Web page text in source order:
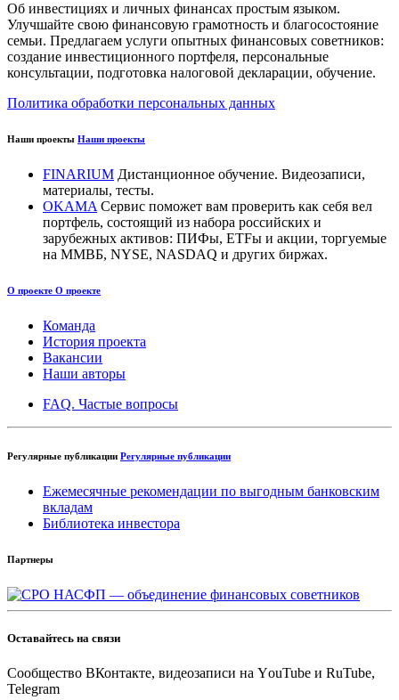
Об инвестициях и личных финансах простым языком.
Улучшайте свою финансовую грамотность и благосостояние
семьи. Предлагаем услуги опытных финансовых советников:
создание инвестиционного портфеля, персональные
консультации, подготовка налоговой декларации, обучение.
Политика обработки персональных данных
Наши проекты Наши проекты
FINARIUM Дистанционное обучение. Видеозаписи,
материалы, тесты.
OKAMA Сервис поможет вам проверить как себя вел
портфель, состоящий из набора российских и
зарубежных активов: ПИФы, ETFы и акции, торгуемые
на ММВБ, NYSE, NASDAQ и других биржах.
О проекте О проекте
Команда
История проекта
Вакансии
Наши авторы
FAQ. Частые вопросы
Регулярные публикации Регулярные публикации
Ежемесячные рекомендации по выгодным банковским
вкладам
Библиотека инвестора
Партнеры
Оставайтесь на связи
Cообщество ВКонтакте, видеозаписи на YоuTube и RuTube,
Telegram